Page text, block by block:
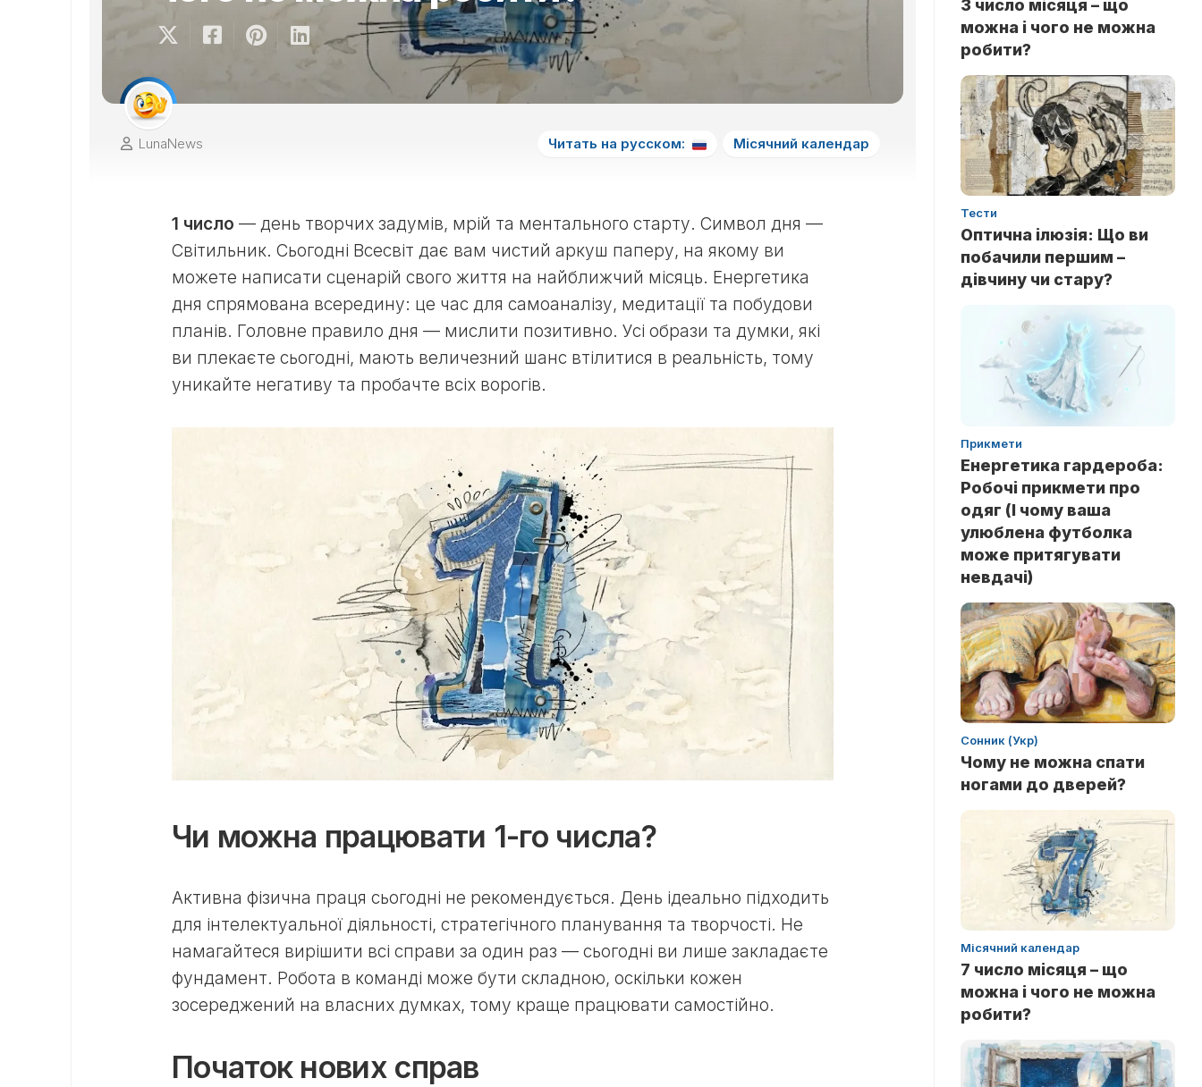
LunaNews Читать на русском: Місячний календар
1 число — день творчих задумів, мрій та ментального старту. Символ дня —
Світильник. Сьогодні Всесвіт дає вам чистий аркуш паперу, на якому ви
можете написати сценарій свого життя на найближчий місяць. Енергетика
дня спрямована всередину: це час для самоаналізу, медитації та побудови
планів. Головне правило дня — мислити позитивно. Усі образи та думки, які
ви плекаєте сьогодні, мають величезний шанс втілитися в реальність, тому
уникайте негативу та пробачте всіх ворогів.
Чи можна працювати 1-го числа?
Активна фізична праця сьогодні не рекомендується. День ідеально підходить
для інтелектуальної діяльності, стратегічного планування та творчості. Не
намагайтеся вирішити всі справи за один раз — сьогодні ви лише закладаєте
фундамент. Робота в команді може бути складною, оскільки кожен
зосереджений на власних думках, тому краще працювати самостійно.
Початок нових справ
3 число місяця – що
можна і чого не можна
робити?
Тести
Оптична ілюзія: Що ви
побачили першим –
дівчину чи стару?
Прикмети
Енергетика гардероба:
Робочі прикмети про
одяг (І чому ваша
улюблена футболка
може притягувати
невдачі)
Сонник (Укр)
Чому не можна спати
ногами до дверей?
Місячний календар
7 число місяця – що
можна і чого не можна
робити?